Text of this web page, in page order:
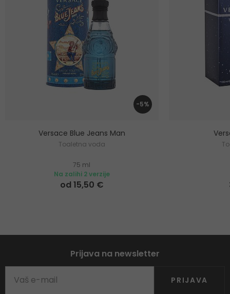
-5%
Versace Blue Jeans Man
Toaletna voda
75 ml
Na zalihi 2 verzije
od 15,50 €
Prijava na newsletter
PRIJAVA